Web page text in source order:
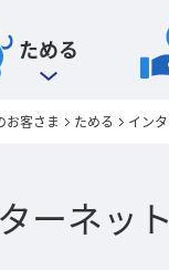
ためる
お客さま ためる イン
ーネッ